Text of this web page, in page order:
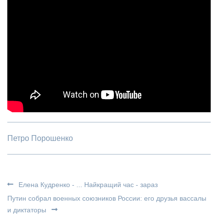
Петро Порошенко
Елена Кудренко - ... Найкращий час - зараз
Путин собрал военных союзников России: его друзья вассалы
и диктаторы